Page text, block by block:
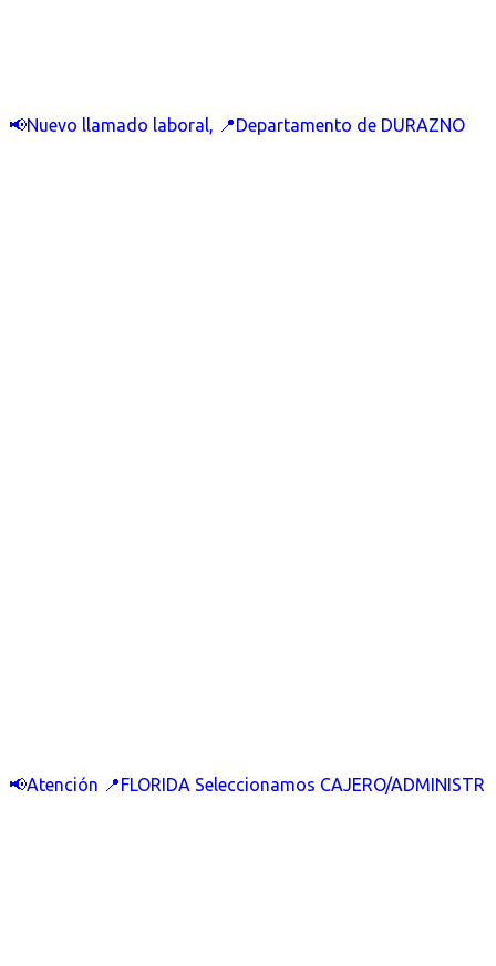
📢Nuevo llamado laboral, 📍Departamento de DURAZNO
📢Atención 📍FLORIDA Seleccionamos CAJERO/ADMINISTR